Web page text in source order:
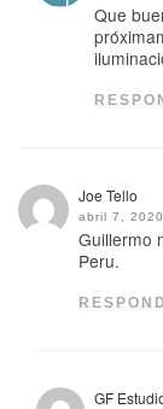
Que
Joe Tello
abril 7, 2020,
Guillermo
Peru.
GF